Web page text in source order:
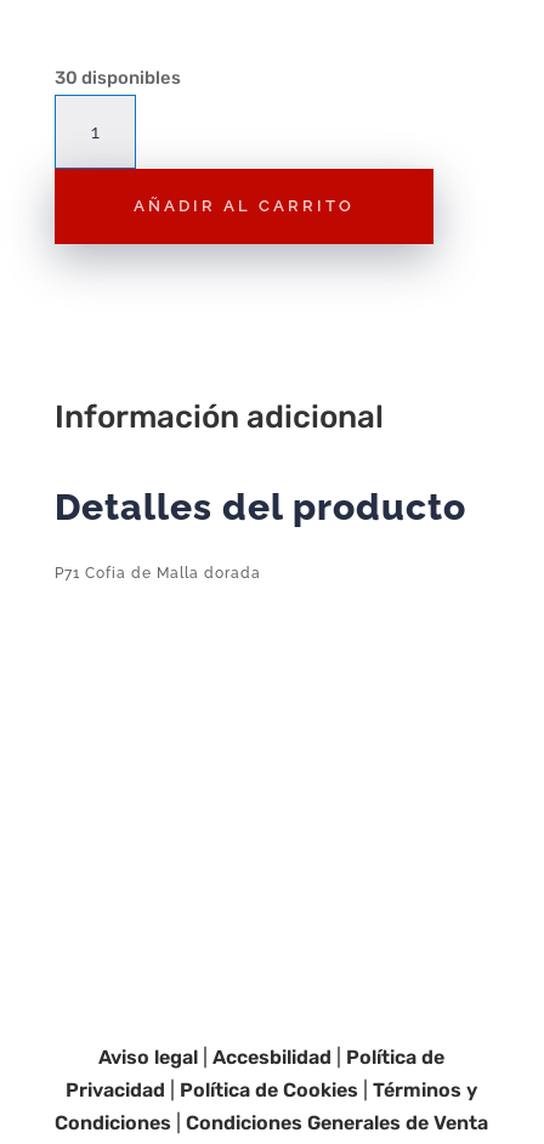
30 disponibles
de
AÑADIR AL CARRITO
Información adicional
Detalles del producto
P71 Cofia de Malla dorada
Aviso legal |Accesbilidad
Política de
Privacidad
Política de Cookies |Términos y
Condiciones |Condiciones Generales de Venta